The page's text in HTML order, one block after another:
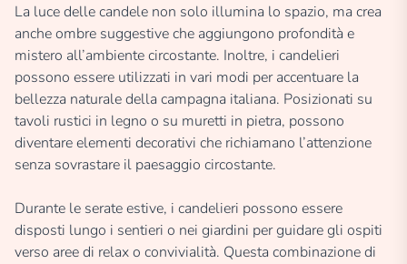
La luce delle candele non solo illumina lo spazio, ma crea
anche ombre suggestive che aggiungono profondità e
mistero all’ambiente circostante. Inoltre, i candelieri
possono essere utilizzati in vari modi per accentuare la
bellezza naturale della campagna italiana. Posizionati su
tavoli rustici in legno o su muretti in pietra, possono
diventare elementi decorativi che richiamano l’attenzione
senza sovrastare il paesaggio circostante.
Durante le serate estive, i candelieri possono essere
disposti lungo i sentieri o nei giardini per guidare gli ospiti
verso aree di relax o convivialità. Questa combinazione di